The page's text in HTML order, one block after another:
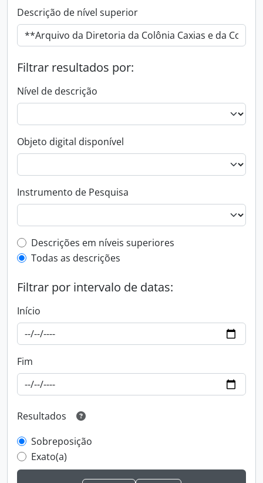
Descrição de nível superior
Filtrar resultados por:
Nível de descrição
Objeto digital disponível
Instrumento de Pesquisa
Filtro de descrição de nível superior
Descrições em níveis superiores
Todas as descrições
Filtrar por intervalo de datas:
Início
Fim
Resultados
Sobreposição
Exato(a)